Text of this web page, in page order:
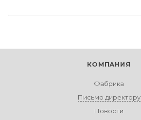
КОМПАНИЯ
Фабрика
Письмо директору
Новости